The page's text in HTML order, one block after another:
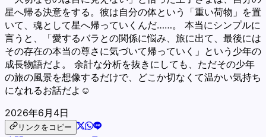
星へ帰る決意をする。彼は自分の体という「重い荷物」を置
いて、魂として星へ帰っていくんだ……。 本当にシンプルに
言うと、「愛するバラとの関係に悩み、旅に出て、最後には
その存在の本当の尊さに気づいて帰っていく」という少年の
成長物語だよ。 余計な分析を抜きにしても、ただその少年
の旅の風景を想像するだけで、どこか切なくて温かい気持ち
になれるお話だよ☺️
2026年6月4日
リンクをコピー